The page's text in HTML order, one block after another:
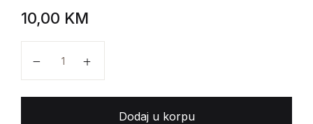
10,00 KM
Dodaj u korpu